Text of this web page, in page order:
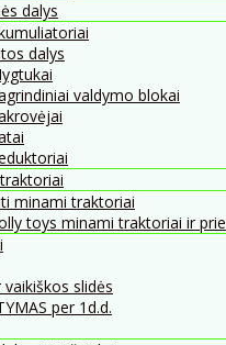
dalys
dalys
valdymo blokai
minami traktoriai
toys minami traktoriai ir
vaikiškos slidės
per 1d.d.